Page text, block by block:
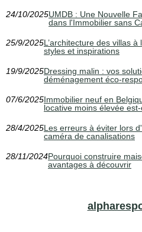
24/10/2025UMDB : Une Nouvelle
dans l'Immobilier sans
25/9/2025L’architecture des villas à
styles et inspirations
19/9/2025Dressing malin : vos
déménagement éco-
07/6/2025Immobilier neuf en
locative moins élevée
28/4/2025Les erreurs à éviter lors
caméra de canalisations
28/11/2024Pourquoi construire
avantages à découvrir